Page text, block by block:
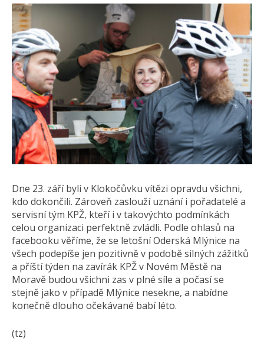
Dne 23. září byli v Klokočůvku vítězi opravdu všichni,
kdo dokončili. Zároveň zaslouží uznání i pořadatelé a
servisní tým KPŽ, kteří i v takovýchto podmínkách
celou organizaci perfektně zvládli. Podle ohlasů na
facebooku věříme, že se letošní Oderská Mlýnice na
všech podepíše jen pozitivně v podobě silných zážitků
a příští týden na zavírák KPŽ v Novém Městě na
Moravě budou všichni zas v plné síle a počasí se
stejně jako v případě Mlýnice nesekne, a nabídne
konečně dlouho očekávané babí léto.
(tz)